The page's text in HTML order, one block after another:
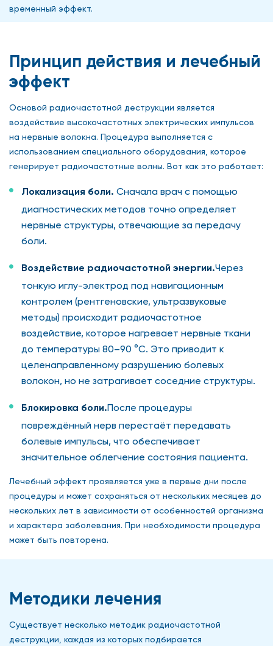
временный эффект.
Принцип действия и лечебный
эффект
Основой радиочастотной деструкции является
воздействие высокочастотных электрических импульсов
на нервные волокна. Процедура выполняется с
использованием специального оборудования, которое
генерирует радиочастотные волны. Вот как это работает:
Локализация боли. Сначала врач с помощью
диагностических методов точно определяет
нервные структуры, отвечающие за передачу
боли.
Воздействие радиочастотной энергии.Через
тонкую иглу-электрод под навигационным
контролем (рентгеновские, ультразвуковые
методы) происходит радиочастотное
воздействие, которое нагревает нервные ткани
до температуры 80–90 °C. Это приводит к
целенаправленному разрушению болевых
волокон, но не затрагивает соседние структуры.
Блокировка боли.После процедуры
повреждённый нерв перестаёт передавать
болевые импульсы, что обеспечивает
значительное облегчение состояния пациента.
Лечебный эффект проявляется уже в первые дни после
процедуры и может сохраняться от нескольких месяцев до
нескольких лет в зависимости от особенностей организма
и характера заболевания. При необходимости процедура
может быть повторена.
Методики лечения
Существует несколько методик радиочастотной
деструкции, каждая из которых подбирается